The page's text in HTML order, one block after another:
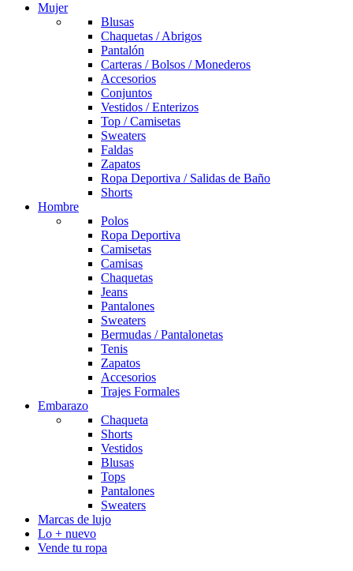
Mujer
Blusas
Chaquetas / Abrigos
Pantalón
Carteras / Bolsos / Monederos
Accesorios
Conjuntos
Vestidos / Enterizos
Top / Camisetas
Sweaters
Faldas
Zapatos
Ropa Deportiva / Salidas de Baño
Shorts
Hombre
Polos
Ropa Deportiva
Camisetas
Camisas
Chaquetas
Jeans
Pantalones
Sweaters
Bermudas / Pantalonetas
Tenis
Zapatos
Accesorios
Trajes Formales
Embarazo
Chaqueta
Shorts
Vestidos
Blusas
Tops
Pantalones
Sweaters
Marcas de lujo
Lo + nuevo
Vende tu ropa